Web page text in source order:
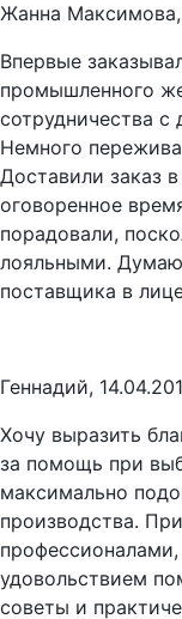
Жанна Максимова,
Впервые
промышленного
сотрудничества
Немного
Доставили заказ
оговоренное
порадовали,
лояльными.
поставщика в
Геннадий,
Хочу выразить
за помощь при
максимально
производства.
удовольствием
советы и